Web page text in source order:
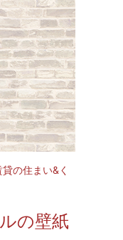
貸の住まい&く
の壁紙